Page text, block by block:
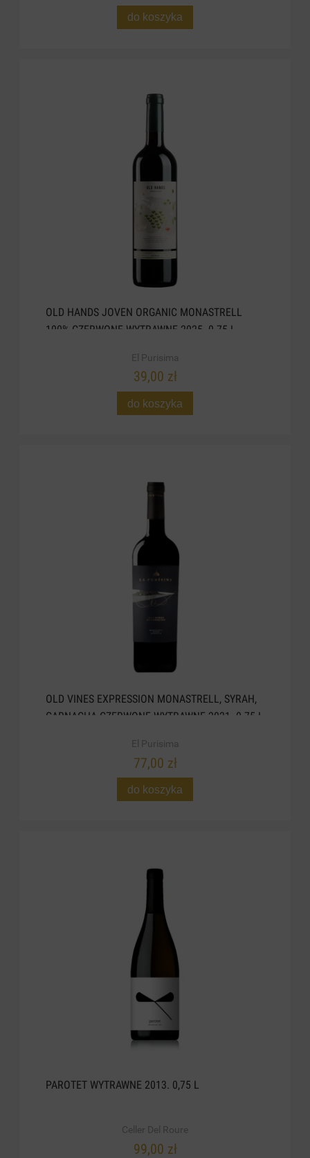
do koszyka
OLD HANDS JOVEN ORGANIC MONASTRELL
100% CZERWONE WYTRAWNE 2025. 0.75 L
El Purisima
39,00 zł
do koszyka
OLD VINES EXPRESSION MONASTRELL, SYRAH,
GARNACHA CZERWONE WYTRAWNE 2021. 0.75 L
El Purisima
77,00 zł
do koszyka
PAROTET WYTRAWNE 2013. 0,75 L
Celler Del Roure
99,00 zł